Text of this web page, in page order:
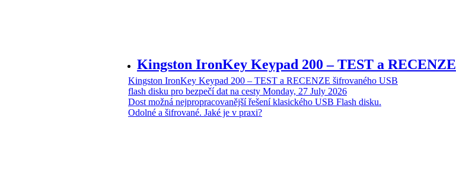
Kingston IronKey Keypad 200 – TEST a RECENZE
Kingston IronKey Keypad 200 – TEST a RECENZE šifrovaného USB
flash disku pro bezpečí dat na cesty Monday, 27 July 2026
Dost možná nejpropracovanější řešení klasického USB Flash disku.
Odolné a šifrované. Jaké je v praxi?